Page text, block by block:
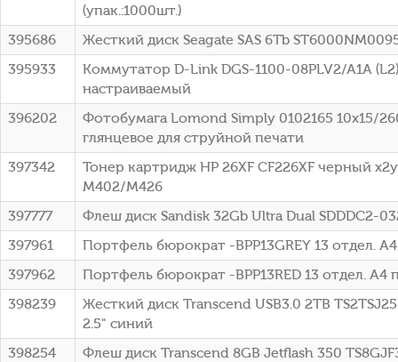
(упак.:1000шт.)
395686
Жесткий диск Seagate SAS 6Tb
395933
Коммутатор D-Link DGS-1100-08PLV2/A1A
настраиваемый
396202
Фотобумага Lomond Simply 0102165 10x15/
глянцевое для струйной печати
397342
Тонер картридж HP 26XF CF226XF черный
M402/M426
397777
Флеш диск Sandisk 32Gb Ultra Dual SDDDC2-
397961
Портфель бюрократ -BPP13GREY 13 отдел.
397962
Портфель бюрократ -BPP13RED 13 отдел.
398239
Жесткий диск Transcend USB3.0 2TB
2.5" синий
398254
Флеш диск Transcend 8GB Jetflash 350